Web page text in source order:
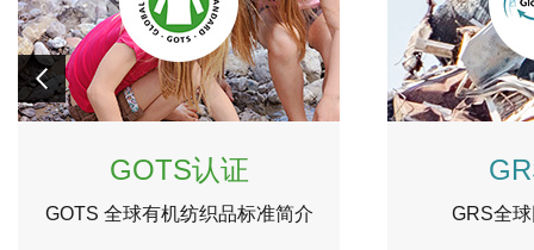
GOTS认证
GOTS 全球有机纺织品标准简介 GRS全